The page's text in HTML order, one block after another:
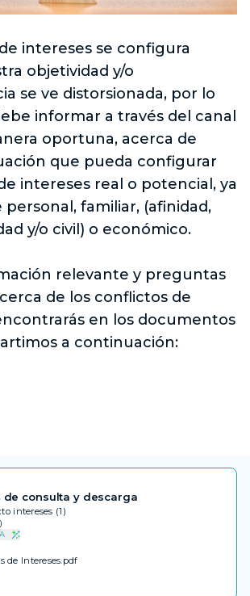
intereses se configura
objetividad y/o
se ve distorsionada, por lo
informar a través del canal
oportuna, acerca de
que pueda configurar
intereses real o potencial, ya
personal, familiar, (afinidad,
y/o civil) o económico.
relevante y preguntas
de los conflictos de
en los documentos
a continuación:
de consulta y descarga
intereses (1)
de Intereses.pdf